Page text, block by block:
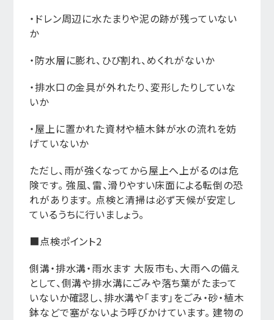
・ドレン周辺に水たまりや泥の跡が残っていない
か
・防水層に膨れ、ひび割れ、めくれがないか
・排水口の金具が外れたり、変形したりしていな
いか
・屋上に置かれた資材や植木鉢が水の流れを妨
げていないか
ただし、雨が強くなってから屋上へ上がるのは危
険です。 強風、雷、滑りやすい床面による転倒の恐
れがあります。 点検と清掃は必ず天候が安定し
ているうちに行いましょう。
■点検ポイント2
側溝・排水溝・雨水ます 大阪市も、大雨への備え
として、側溝や排水溝にごみや落ち葉がたまって
いないか確認し、排水溝や「ます」をごみ・砂・植木
鉢などで塞がないよう呼びかけています。 建物の